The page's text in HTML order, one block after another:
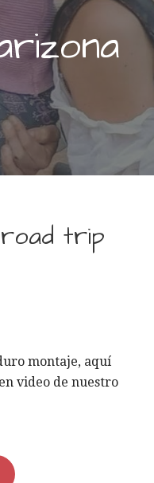
trip
montaje, aquí
video de nuestro